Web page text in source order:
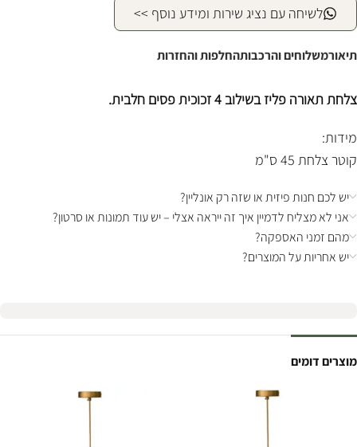
לשיחה עם נציג שירות ומידע נוסף >>
תיאורמשלוחים והרכבותהחלפות והחזרות
צלחת תאורה פליז בשילוב 4 זכוכית פסים חלבית.
מידות:
קוטר צלחת 45 ס"מ
יש לכם חנות פיזית או שזה רק אונליין?
אני לא מצליח לדמיין איך זה ייראה אצלי – יש עוד תמונות או סרטון?
מהם זמני האספקה?
יש אחריות על המוצרים?
מוצרים דומים